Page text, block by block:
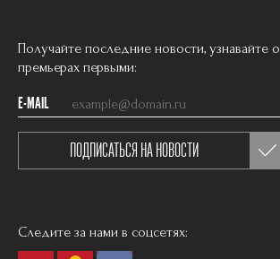
Получайте последние новости, узнавайте о
премьерах первыми:
E-MAIL
ПОДПИСАТЬСЯ НА НОВОСТИ
Следите за нами в соцсетях: